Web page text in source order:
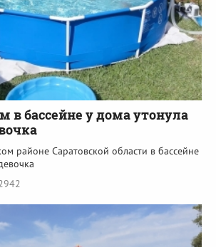
в бассейне у дома утонула
районе Саратовской области в бассейне